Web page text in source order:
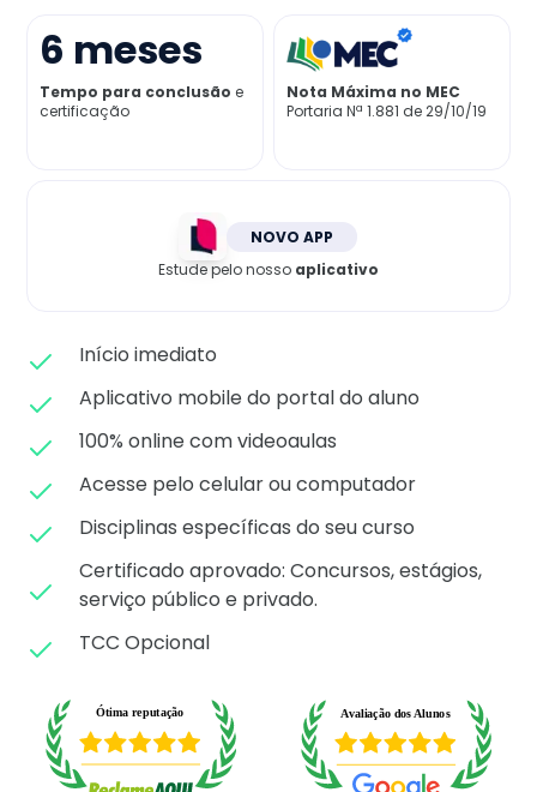
Já sou aluno
6 meses
Tempo para conclusão e
certificação
Nota Máxima no MEC
Portaria Nª 1.881 de 29/10/19
NOVO APP
Estude pelo nosso aplicativo
Início imediato
Aplicativo mobile do portal do aluno
100% online com videoaulas
Acesse pelo celular ou computador
Disciplinas específicas do seu curso
Certificado aprovado: Concursos, estágios,
serviço público e privado.
TCC Opcional